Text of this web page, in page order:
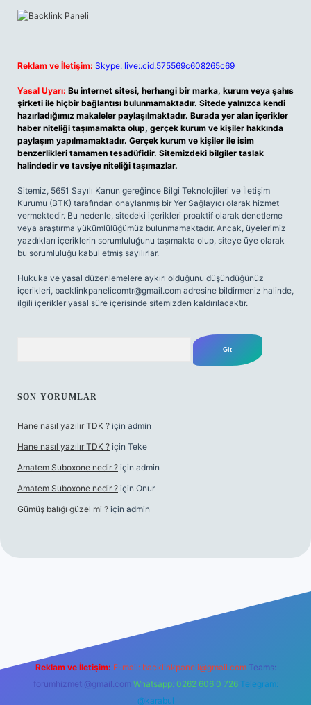
Reklam ve İletişim: Skype: live:.cid.575569c608265c69
Yasal Uyarı: Bu internet sitesi, herhangi bir marka, kurum veya şahıs
şirketi ile hiçbir bağlantısı bulunmamaktadır. Sitede yalnızca kendi
hazırladığımız makaleler paylaşılmaktadır. Burada yer alan içerikler
haber niteliği taşımamakta olup, gerçek kurum ve kişiler hakkında
paylaşım yapılmamaktadır. Gerçek kurum ve kişiler ile isim
benzerlikleri tamamen tesadüfidir. Sitemizdeki bilgiler taslak
halindedir ve tavsiye niteliği taşımazlar.
Sitemiz, 5651 Sayılı Kanun gereğince Bilgi Teknolojileri ve İletişim
Kurumu (BTK) tarafından onaylanmış bir Yer Sağlayıcı olarak hizmet
vermektedir. Bu nedenle, sitedeki içerikleri proaktif olarak denetleme
veya araştırma yükümlülüğümüz bulunmamaktadır. Ancak, üyelerimiz
yazdıkları içeriklerin sorumluluğunu taşımakta olup, siteye üye olarak
bu sorumluluğu kabul etmiş sayılırlar.
Hukuka ve yasal düzenlemelere aykırı olduğunu düşündüğünüz
içerikleri, backlinkpanelicomtr@gmail.com adresine bildirmeniz halinde,
ilgili içerikler yasal süre içerisinde sitemizden kaldırılacaktır.
SON YORUMLAR
Hane nasıl yazılır TDK ? için admin
Hane nasıl yazılır TDK ? için Teke
Amatem Suboxone nedir ? için admin
Amatem Suboxone nedir ? için Onur
Gümüş balığı güzel mi ? için admin
Reklam ve İletişim: E-mail: backlinkpaneli@gmail.com Teams:
forumhizmeti@gmail.com Whatsapp: 0262 606 0 726 Telegram:
@karabul